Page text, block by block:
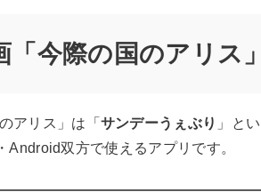
「今際の国のアリス
アリス」は「 サンデーうぇぶり 」と
双方で使えるアプリです。